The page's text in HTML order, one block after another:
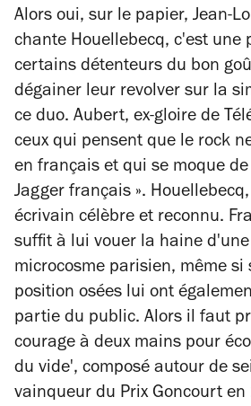
Alors oui, sur le papier, Jean-
chante Houellebecq, c'est une
certains détenteurs du bon
dégainer leur revolver sur la
ce duo. Aubert, ex-gloire de
ceux qui pensent que le rock
en français et qui se moque de
Jagger français ».
écrivain célèbre et reconnu.
suffit à lui vouer la haine
microcosme parisien, même si
position osées lui ont
partie du public. Alors il faut
courage à deux mains pour
du vide', composé autour de
vainqueur du Prix Goncourt